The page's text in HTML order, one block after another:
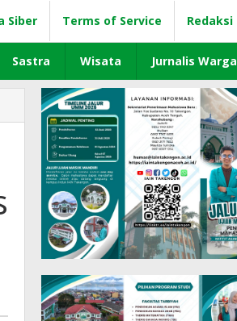
Siber Terms of Service Redaksi
Sastra Wisata Jurnalis Warga